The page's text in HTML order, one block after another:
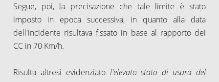
Segue, poi, la precisazione che tale limite è stato
imposto in epoca successiva, in quanto alla data
dell'incidente risultava fissato in base al rapporto dei
CC in 70 Km/h.
Risulta altresì evidenziato l'elevato stato di usura del